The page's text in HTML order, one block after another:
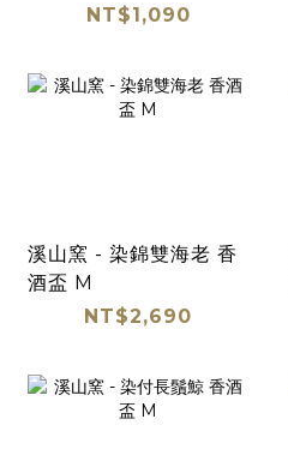
NT$1,090
溪山窯 - 染錦雙海老 香
酒盃 M
NT$2,690